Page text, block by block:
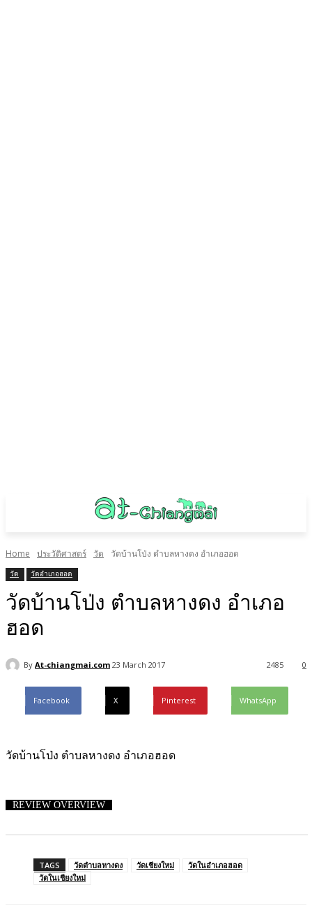
Home ประวัติศาสตร์ วัด วัดบ้านโป่ง ตำบลหางดง อำเภอฮอด
วัด วัดอำเภอฮอด
วัดบ้านโป่ง ตำบลหางดง อำเภอ
ฮอด
By At-chiangmai.com 23 March 2017 0
2485
Facebook X Pinterest WhatsApp
วัดบ้านโป่ง ตำบลหางดง อำเภอฮอด
REVIEW OVERVIEW
TAGS วัดตำบลหางดง วัดเชียงใหม่
วัดในอำเภอฮอด
วัดในเชียงใหม่